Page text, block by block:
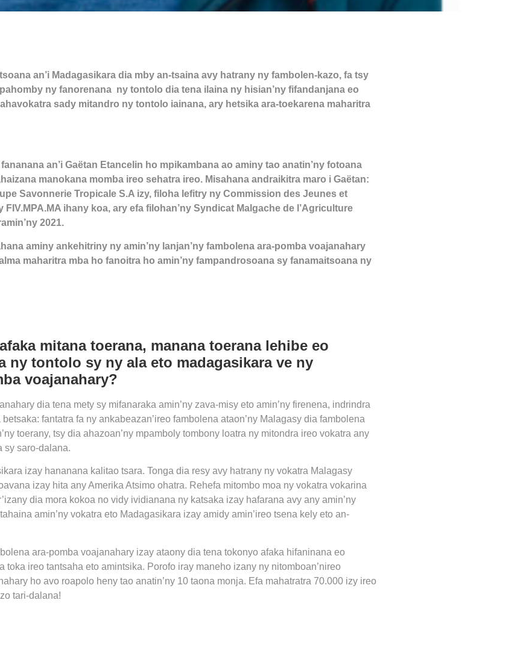
an’i Madagasikara dia mby an-tsaina avy hatrany ny fambolen-kazo, fa tsy
ny fanorenana ny tontolo dia tena ilaina ny hisian’ny fifandanjana eo
sady mitandro ny tontolo iainana, ary hetsika ara-toekarena maharitra
an’i Gaëtan Etancelin ho mpikambana ao aminy tao anatin’ny fotoana
manokana momba ireo sehatra ireo. Misahana andraikitra maro i Gaëtan:
Savonnerie Tropicale S.A izy, filoha lefitry ny Commission des Jeunes et
FIV.MPA.MA ihany koa, ary efa filohan’ny Syndicat Malgache de l’Agriculture
2021.
aminy ankehitriny ny amin’ny lanjan’ny fambolena ara-pomba voajanahary
maharitra mba ho fanoitra ho amin’ny fampandrosoana sy fanamaitsoana ny
mitana toerana, manana toerana lehibe eo
ny tontolo sy ny ala eto madagasikara ve ny
voajanahary?
dia tena mety sy mifanaraka amin’ny zava-misy eto amin’ny firenena, indrindra
fantatra fa ny ankabeazan’ireo fambolena ataon’ny Malagasy dia fambolena
toerany, tsy dia ahazoan’ny mpamboly tombony loatra ny mitondra ireo vokatra any
sy saro-dalana.
izay hananana kalitao tsara. Tonga dia resy avy hatrany ny vokatra Malagasy
izay hita any Amerika Atsimo ohatra. Rehefa mitombo moa ny vokatra vokarina
dia mora kokoa no vidy ividianana ny katsaka izay hafarana avy any amin’ny
amin’ny vokatra eto Madagasikara izay amidy amin’ireo tsena kely eto an-
ara-pomba voajanahary izay ataony dia tena tokonyo afaka hifaninana eo
toka ireo tantsaha eto amintsika. Porofo iray maneho izany ny nitomboan’nireo
ho avo roapolo heny tao anatin’ny 10 taona monja. Efa mahatratra 70.000 izy ireo
tari-dalana!